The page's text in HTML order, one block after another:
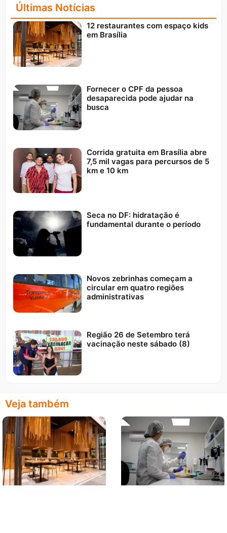
Últimas Notícias
12 restaurantes com espaço kids
em Brasília
Fornecer o CPF da pessoa
desaparecida pode ajudar na
busca
Corrida gratuita em Brasília abre
7,5 mil vagas para percursos de 5
km e 10 km
Seca no DF: hidratação é
fundamental durante o período
Novos zebrinhas começam a
circular em quatro regiões
administrativas
Região 26 de Setembro terá
vacinação neste sábado (8)
Veja também